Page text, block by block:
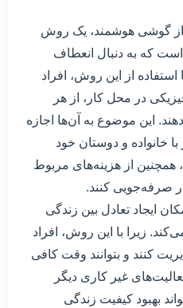
از گوشی هوشمند، یک روش
که به دنبال انعطاف
از این روش، افراد
در محل کار، از هر
این موضوع به آن‌ها اجازه
خانواده و دوستان خود
همچنین از هزینه‌های مربوط
صرفه‌جویی کنند.
ایجاد تعادل بین زندگی
زیرا با این روش، افراد
کنند و بتوانند وقت کافی
غیر کاری دیگر
بهبود کیفیت زندگی